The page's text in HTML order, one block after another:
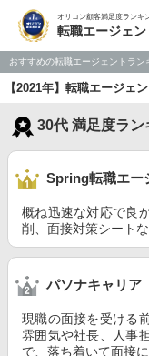
オリコン顧客満足度ランキ
転職エージェン
おすすめの転職エージェントラン
【2021年】転職エージェ
30代 満足度ラン
Spring転職エー
概ね迅速な対応で良
削、面接対策シート
パソナキャリア
現職の面接を受ける
雰囲気や社長、人事
で、落ち着いて面接